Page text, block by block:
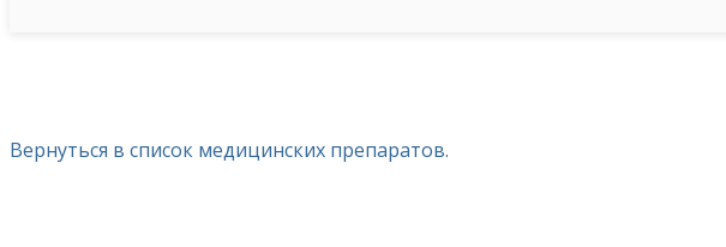
Вернуться в список медицинских препаратов.